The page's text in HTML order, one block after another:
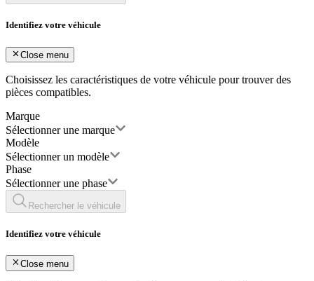
Identifiez votre véhicule
Close menu
Choisissez les caractéristiques de votre véhicule pour trouver des
pièces compatibles.
Marque
Sélectionner une marque
Modèle
Sélectionner un modèle
Phase
Sélectionner une phase
Rechercher le véhicule
Identifiez votre véhicule
Close menu